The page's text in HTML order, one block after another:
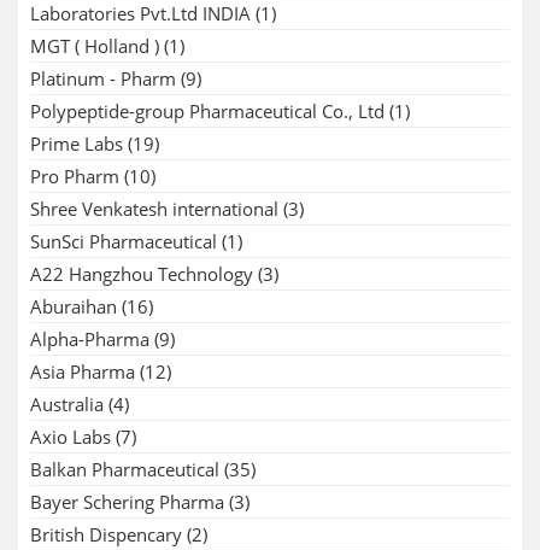
Laboratories Pvt.Ltd INDIA (1)
MGT ( Holland ) (1)
Platinum - Pharm (9)
Polypeptide-group Pharmaceutical Co., Ltd (1)
Prime Labs (19)
Pro Pharm (10)
Shree Venkatesh international (3)
SunSci Pharmaceutical (1)
A22 Hangzhou Technology (3)
Aburaihan (16)
Alpha-Pharma (9)
Asia Pharma (12)
Australia (4)
Axio Labs (7)
Balkan Pharmaceutical (35)
Bayer Schering Pharma (3)
British Dispencary (2)